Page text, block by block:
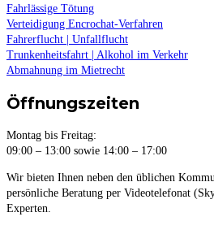
Fahrlässige Tötung
Verteidigung Encrochat-Verfahren
Fahrerflucht | Unfallflucht
Trunkenheitsfahrt | Alkohol im Verkehr
Abmahnung im Mietrecht
Öffnungszeiten
Montag bis Freitag:
09:00 – 13:00 sowie 14:00 – 17:00
Wir bieten Ihnen neben den üblichen
persönliche Beratung per Videotelefonat
Experten.